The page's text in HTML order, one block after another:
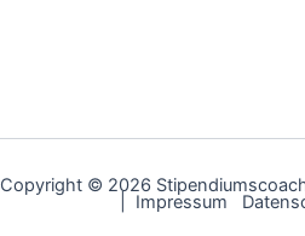
Copyright © 2026
| Impressum